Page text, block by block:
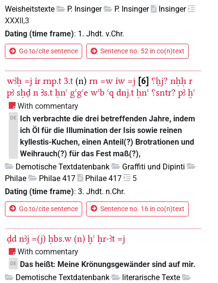
Weisheitstexte
P. Insinger P. Insinger
Insinger
XXXII,3
Dating (time frame): 1. Jhdt. v.Chr.
Go to/cite sentence Sentence no. 52 in co(n)text
wꜣḥ =j ı͗r rnp.t 3.t (n) rn =w ı͗w =j 6 ⸮ẖj? nḥḥ r
pꜣ sḥḏ n Ꜣs.t ḥnꜥ gꜥgꜥe wꜥb ꜥq dnj.t ḥnꜥ ⸮sntr? pꜣ ḫꜥ
With commentary
DE
Ich verbrachte die drei betreffenden Jahre, indem
ich Öl für die Illumination der Isis sowie reinen
kyllestis-Kuchen, einen Anteil(?) Brotrationen und
Weihrauch(?) für das Fest maß(?),
Demotische Textdatenbank
Graffiti und Dipinti
Philae
Philae 417 Philae 417
5
Dating (time frame): 3. Jhdt. n.Chr.
Go to/cite sentence Sentence no. 16 in co(n)text
ḏd nꜣj =(j) ḥbs.w (n) ḫꜥ ḥr-ꜣt =j
With commentary
DE
Das heißt: Meine Krönungsgewänder sind auf mir.
Demotische Textdatenbank
literarische Texte